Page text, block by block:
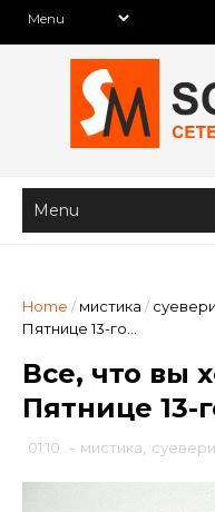
Home / мистика /
Пятнице 13-го…
Все, что вы
Пятнице 13-
01:10 - мистика